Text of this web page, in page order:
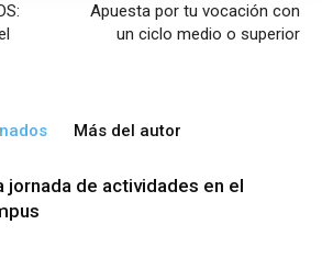
Apuesta por tu vocación con
un ciclo medio o superior
Más del autor
jornada de actividades en el